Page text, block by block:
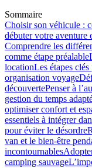
Sommaire
Choisir son véhicule :
débuter votre aventure
Comprendre les
comme étape préalable
locationLes étapes
organisation voyage
découvertePenser à
gestion du temps
optimiser confort et
essentiels à intégrer
pour éviter le désordre
van et le bien-être
incontournables
camping sauvage